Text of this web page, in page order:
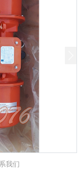
我们